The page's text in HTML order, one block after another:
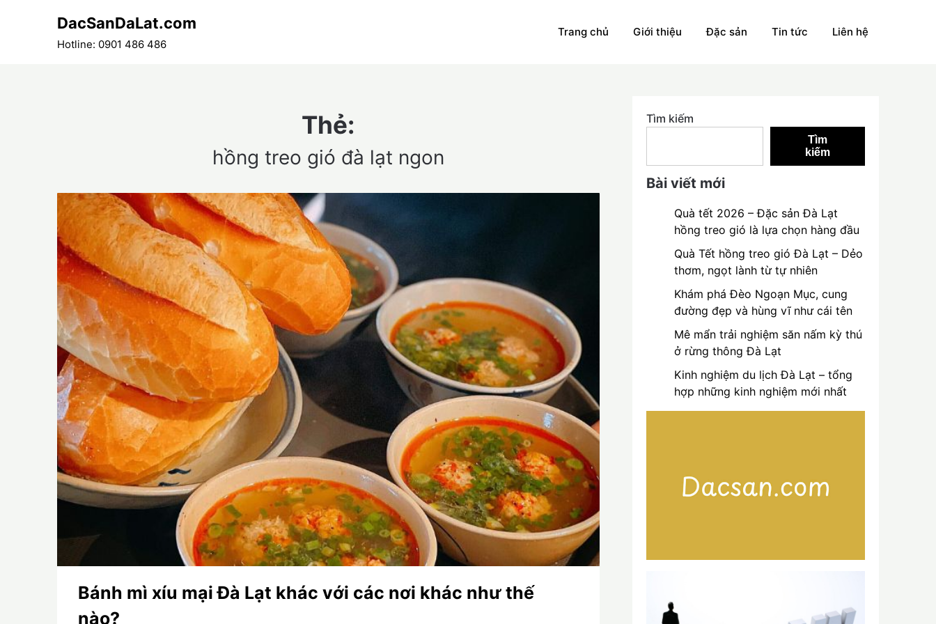
DacSanDaLat.com
Hotline: 0901 486 486
Trang chủ Giới thiệu Đặc sản Tin tức Liên hệ
Thẻ:
hồng treo gió đà lạt ngon
Bánh mì xíu mại Đà Lạt khác với các nơi khác như thế
nào?
Tìm kiếm
Tìm
kiếm
Bài viết mới
Quà tết 2026 – Đặc sản Đà Lạt
hồng treo gió là lựa chọn hàng đầu
Quà Tết hồng treo gió Đà Lạt – Dẻo
thơm, ngọt lành từ tự nhiên
Khám phá Đèo Ngoạn Mục, cung
đường đẹp và hùng vĩ như cái tên
Mê mẩn trải nghiệm săn nấm kỳ thú
ở rừng thông Đà Lạt
Kinh nghiệm du lịch Đà Lạt – tổng
hợp những kinh nghiệm mới nhất